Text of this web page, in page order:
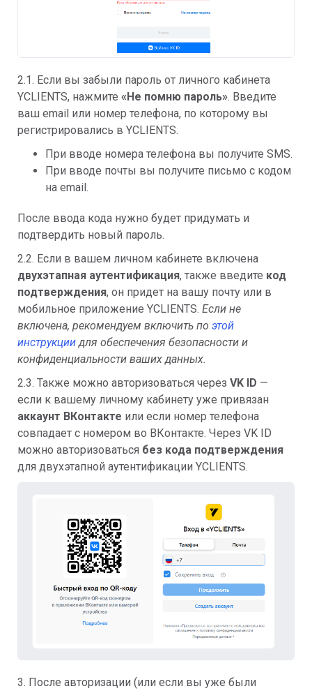
2.1. Если вы забыли пароль от личного кабинета
YCLIENTS, нажмите « Не помню пароль». Введите
ваш email или номер телефона, по которому вы
регистрировались в YCLIENTS.
При вводе номера телефона вы получите SMS.
При вводе почты вы получите письмо с кодом
на email.
После ввода кода нужно будет придумать и
подтвердить новый пароль.
2.2. Если в вашем личном кабинете включена
двухэтапная аутентификация, также введите код
подтверждения, он придет на вашу почту или в
мобильное приложение YCLIENTS. Если не
включена, рекомендуем включить по этой
инструкциидля обеспечения безопасности и
конфиденциальности ваших данных.
2.3. Также можно авторизоваться через VK ID —
если к вашему личному кабинету уже привязан
аккаунт ВКонтакте или если номер телефона
совпадает с номером во ВКонтакте. Через VK ID
можно авторизоваться без кода подтверждения
для двухэтапной аутентификации YCLIENTS.
3. После авторизации (или если вы уже были